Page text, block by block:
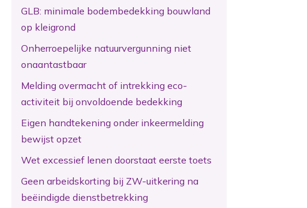
GLB: minimale bodembedekking bouwland
op kleigrond
Onherroepelijke natuurvergunning niet
onaantastbaar
Melding overmacht of intrekking eco-
activiteit bij onvoldoende bedekking
Eigen handtekening onder inkeermelding
bewijst opzet
Wet excessief lenen doorstaat eerste toets
Geen arbeidskorting bij ZW-uitkering na
beëindigde dienstbetrekking